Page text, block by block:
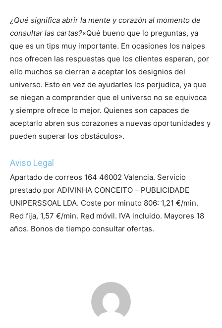
¿Qué significa abrir la mente y corazón al momento de
consultar las cartas?«Qué bueno que lo preguntas, ya
que es un tips muy importante. En ocasiones los naipes
nos ofrecen las respuestas que los clientes esperan, por
ello muchos se cierran a aceptar los designios del
universo. Esto en vez de ayudarles los perjudica, ya que
se niegan a comprender que el universo no se equivoca
y siempre ofrece lo mejor. Quienes son capaces de
aceptarlo abren sus corazones a nuevas oportunidades y
pueden superar los obstáculos».
Aviso Legal
Apartado de correos 164 46002 Valencia. Servicio
prestado por ADIVINHA CONCEITO – PUBLICIDADE
UNIPERSSOAL LDA. Coste por minuto 806: 1,21 €/min.
Red fija, 1,57 €/min. Red móvil. IVA incluido. Mayores 18
años. Bonos de tiempo consultar ofertas.